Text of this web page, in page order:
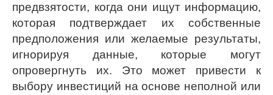
предвзятости, когда они ищут информацию,
которая подтверждает их собственные
предположения или желаемые результаты,
игнорируя данные, которые могут
опровергнуть их. Это может привести к
выбору инвестиций на основе неполной или